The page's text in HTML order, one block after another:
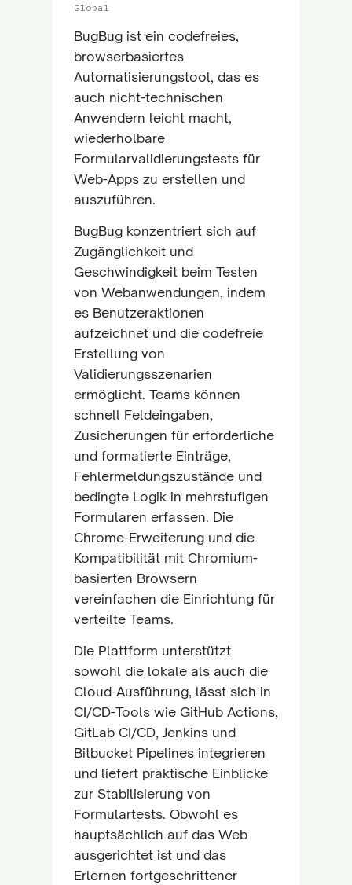
Global
BugBug ist ein codefreies,
browserbasiertes
Automatisierungstool, das es
auch nicht-technischen
Anwendern leicht macht,
wiederholbare
Formularvalidierungstests für
Web-Apps zu erstellen und
auszuführen.
BugBug konzentriert sich auf
Zugänglichkeit und
Geschwindigkeit beim Testen
von Webanwendungen, indem
es Benutzeraktionen
aufzeichnet und die codefreie
Erstellung von
Validierungsszenarien
ermöglicht. Teams können
schnell Feldeingaben,
Zusicherungen für erforderliche
und formatierte Einträge,
Fehlermeldungszustände und
bedingte Logik in mehrstufigen
Formularen erfassen. Die
Chrome-Erweiterung und die
Kompatibilität mit Chromium-
basierten Browsern
vereinfachen die Einrichtung für
verteilte Teams.
Die Plattform unterstützt
sowohl die lokale als auch die
Cloud-Ausführung, lässt sich in
CI/CD-Tools wie GitHub Actions,
GitLab CI/CD, Jenkins und
Bitbucket Pipelines integrieren
und liefert praktische Einblicke
zur Stabilisierung von
Formulartests. Obwohl es
hauptsächlich auf das Web
ausgerichtet ist und das
Erlernen fortgeschrittener